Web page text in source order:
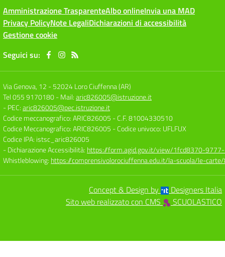
Amministrazione TrasparenteAlbo onlineInvia una MAD
Privacy PolicyNote LegaliDichiarazioni di accessibilità
Gestione cookie
Seguici su:
Via Genova, 12 -52024 Loro Ciuffenna (AR)
Tel 055 9170180- Mail:aric826005@istruzione.it
- PEC:aric826005@pec.istruzione.it
Codice meccanografico: ARIC826005 - C.F. 81004330510
Codice Meccanografico: ARIC826005 - Codice univoco: UFLFUX
Codice IPA: istsc_aric826005
- Dichiarazione Accessibilità: https://form.agid.gov.it/view/1fcd8370-
Whistleblowing: https://comprensivolorociuffenna.edu.it/la-scuola/le-
Concept & Design by
Designers Italia
Sito web realizzato con CMS
SCUOLASTICO